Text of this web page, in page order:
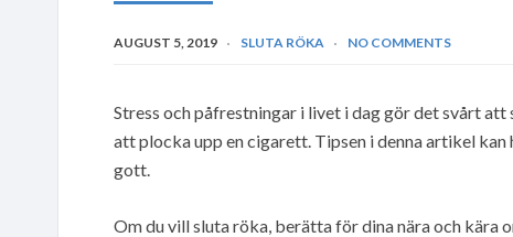
AUGUST 5, 2019 SLUTA RÖKA NO COMMENTS
Stress och påfrestningar i livet i dag gör det svårt
att plocka upp en cigarett. Tipsen i denna artikel
gott.
Om du vill sluta röka, berätta för dina nära och kära